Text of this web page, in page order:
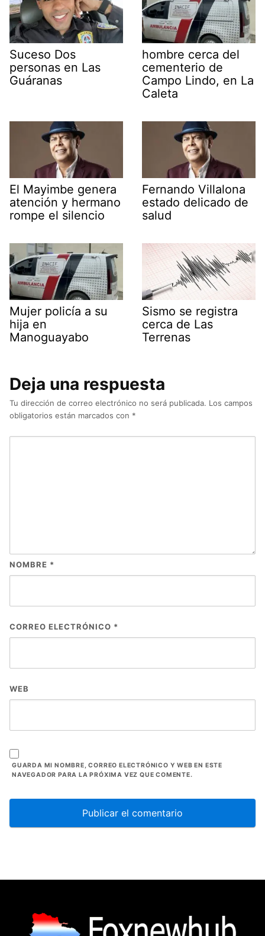
Suceso Dos
personas en Las
Guáranas
hombre cerca del
cementerio de
Campo Lindo, en La
Caleta
El Mayimbe genera
atención y hermano
rompe el silencio
Fernando Villalona
estado delicado de
salud
Mujer policía a su
hija en
Manoguayabo
Sismo se registra
cerca de Las
Terrenas
Deja una respuesta
Tu dirección de correo electrónico no será publicada. Los campos
obligatorios están marcados con *
NOMBRE *
CORREO ELECTRÓNICO *
WEB
GUARDA MI NOMBRE, CORREO ELECTRÓNICO Y WEB EN ESTE
NAVEGADOR PARA LA PRÓXIMA VEZ QUE COMENTE.